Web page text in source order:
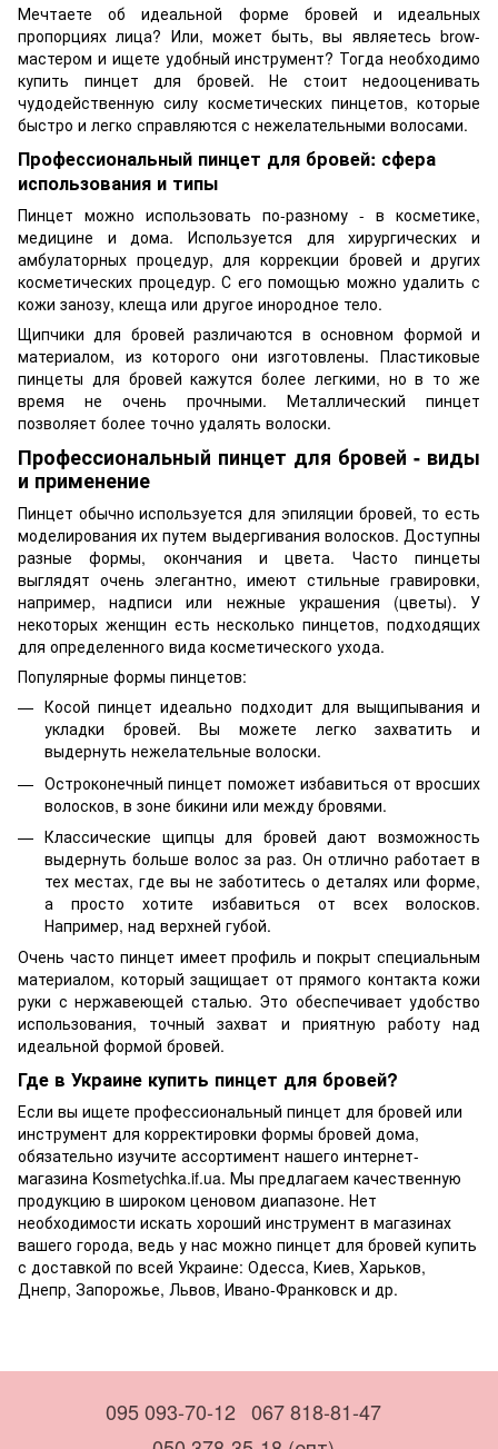
Мечтаете об идеальной форме бровей и идеальных
пропорциях лица? Или, может быть, вы являетесь brow-
мастером и ищете удобный инструмент? Тогда необходимо
купить пинцет для бровей. Не стоит недооценивать
чудодейственную силу косметических пинцетов, которые
быстро и легко справляются с нежелательными волосами.
Профессиональный пинцет для бровей: сфера
использования и типы
Пинцет можно использовать по-разному - в косметике,
медицине и дома. Используется для хирургических и
амбулаторных процедур, для коррекции бровей и других
косметических процедур. С его помощью можно удалить с
кожи занозу, клеща или другое инородное тело.
Щипчики для бровей различаются в основном формой и
материалом, из которого они изготовлены. Пластиковые
пинцеты для бровей кажутся более легкими, но в то же
время не очень прочными. Металлический пинцет
позволяет более точно удалять волоски.
Профессиональный пинцет для бровей - виды
и применение
Пинцет обычно используется для эпиляции бровей, то есть
моделирования их путем выдергивания волосков. Доступны
разные формы, окончания и цвета. Часто пинцеты
выглядят очень элегантно, имеют стильные гравировки,
например, надписи или нежные украшения (цветы). У
некоторых женщин есть несколько пинцетов, подходящих
для определенного вида косметического ухода.
Популярные формы пинцетов:
Косой пинцет идеально подходит для выщипывания и
укладки бровей. Вы можете легко захватить и
выдернуть нежелательные волоски.
Остроконечный пинцет поможет избавиться от вросших
волосков, в зоне бикини или между бровями.
Классические щипцы для бровей дают возможность
выдернуть больше волос за раз. Он отлично работает в
тех местах, где вы не заботитесь о деталях или форме,
а просто хотите избавиться от всех волосков.
Например, над верхней губой.
Очень часто пинцет имеет профиль и покрыт специальным
материалом, который защищает от прямого контакта кожи
руки с нержавеющей сталью. Это обеспечивает удобство
использования, точный захват и приятную работу над
идеальной формой бровей.
Где в Украине купить пинцет для бровей?
Если вы ищете профессиональный пинцет для бровей или
инструмент для корректировки формы бровей дома,
обязательно изучите ассортимент нашего интернет-
магазина Kosmetychka.if.ua. Мы предлагаем качественную
продукцию в широком ценовом диапазоне. Нет
необходимости искать хороший инструмент в магазинах
вашего города, ведь у нас можно пинцет для бровей купить
с доставкой по всей Украине: Одесса, Киев, Харьков,
Днепр, Запорожье, Львов, Ивано-Франковск и др.
095 093-70-12 067 818-81-47